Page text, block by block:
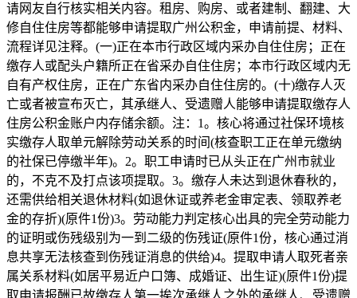
请网友自行核实相关内容。租房、购房、或者建制、翻建、大
修自住住房等都能够申请提取广州公积金，申请前提、材料、
流程详见注释。(一)正在本市行政区域内采办自住住房；正在
缴存人或配头户籍所正在省采办自住住房；本市行政区域内无
自有产权住房，正在广东省内采办自住住房的。(十)缴存人灭
亡或者被宣布灭亡，其承继人、受遗赠人能够申请提取缴存人
住房公积金账户内存储余额。注：1。核心将通过社保环境核
实缴存人取单元解除劳动关系的时间(核查职工正在单元缴纳
的社保已停缴半年)。2。职工申请时已从头正在广州市就业
的，不克不及打点该项提取。3。缴存人未达到退休春秋的，
还需供给相关退休材料(如退休证或养老金审定表、领取养老
金的存折)(原件1份)3。劳动能力判定核心出具的完全劳动能力
的证明或伤残级别为一到二级的伤残证(原件1份，核心通过消
息共享无法核查到伤残证消息的供给)4。提取申请人取死者亲
属关系材料(如居平易近户口簿、成婚证、出生证)(原件1份)提
取申请报酬已故缴存人第一挨次承继人之外的承继人、受遗赠